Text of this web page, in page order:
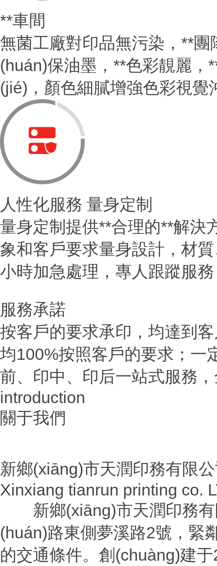
**車間
無菌工廠對印品無污染，**
(huán)保油墨，**色彩靚麗
(jié)，顏色細膩增強色彩視
人性化服務 量身定制
量身定制提供**合理的**解決
象和客戶要求量身設計，材
小時加急處理，專人跟蹤服
服務承諾
按客戶的要求承印，均達到
均100%按照客戶的要求；一
前、印中、印后一站式服務
introduction
關于我們
新鄉(xiāng)市天潤印務有限
Xinxiang tianrun printing co.
新鄉(xiāng)市天潤印務有
(huán)路東側夢溪路2號，緊
的交通條件。創(chuàng)建